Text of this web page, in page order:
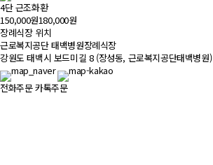
4단 근조화환
150,000원180,000원
장례식장 위치500m
근로복지공단 태백병원장례식장
강원도 태백시 보드미길 8 (장성동, 근로복지공단태백병원)
전화주문카톡주문